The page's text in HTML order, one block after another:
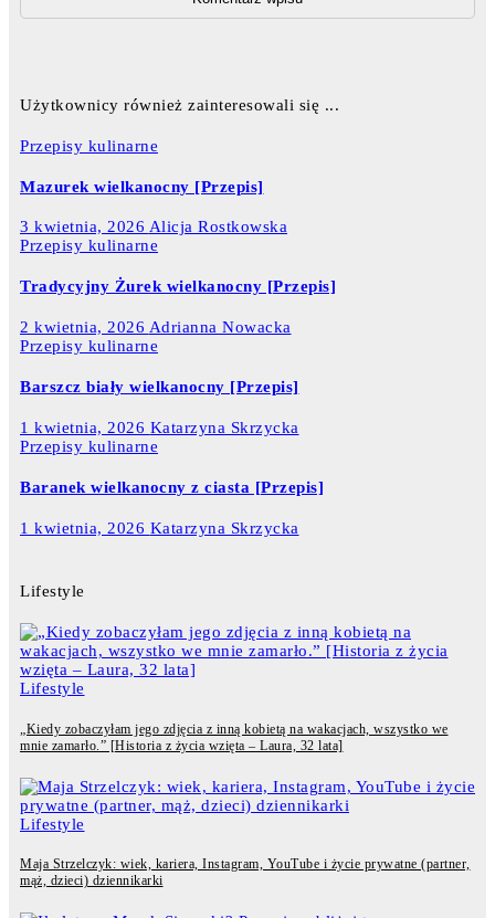
Użytkownicy również zainteresowali się ...
Przepisy kulinarne
Mazurek wielkanocny [Przepis]
3 kwietnia, 2026 Alicja Rostkowska
Przepisy kulinarne
Tradycyjny Żurek wielkanocny [Przepis]
2 kwietnia, 2026 Adrianna Nowacka
Przepisy kulinarne
Barszcz biały wielkanocny [Przepis]
1 kwietnia, 2026 Katarzyna Skrzycka
Przepisy kulinarne
Baranek wielkanocny z ciasta [Przepis]
1 kwietnia, 2026 Katarzyna Skrzycka
Lifestyle
Lifestyle
„Kiedy zobaczyłam jego zdjęcia z inną kobietą na wakacjach, wszystko we
mnie zamarło.” [Historia z życia wzięta – Laura, 32 lata]
Lifestyle
Maja Strzelczyk: wiek, kariera, Instagram, YouTube i życie prywatne (partner,
mąż, dzieci) dziennikarki